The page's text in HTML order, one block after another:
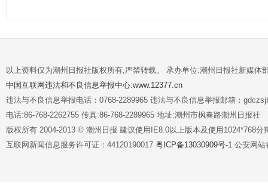
以上资料仅为潮州日报社版权所有,严禁转载。 承办单位:潮州日报社新媒体
中国互联网违法和不良信息举报中心:www.12377.cn
违法与不良信息举报电话：0768-2289965 违法与不良信息举报邮箱：
电话:86-768-2262755 传真:86-768-2289965 地址:潮州市枫春路潮州日报社
版权所有 2004-2013 © 潮州日报 建议使用IE8.0以上版本及使用1024*768分
互联网新闻信息服务许可证：44120190017 粤ICP备13030909号-1 公安网站